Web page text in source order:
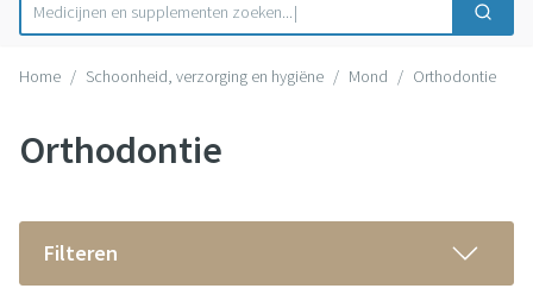
Product, merk, categorie...
Medicijnen en supplementen zoeken... Zoek
Home / Schoonheid, verzorging en hygiëne / Mond / Orthodontie
Orthodontie
Filteren